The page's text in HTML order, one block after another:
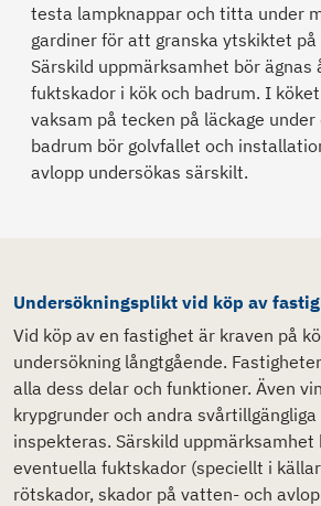
testa lampknappar och titta under
gardiner för att granska ytskiktet på
Särskild uppmärksamhet bör ägnas
fuktskador i kök och badrum. I
vaksam på tecken på läckage
badrum bör golvfallet och
avlopp undersökas särskilt.
Undersökningsplikt vid köp av
Vid köp av en fastighet är kraven på
undersökning långtgående.
alla dess delar och funktioner. Även
krypgrunder och andra
inspekteras. Särskild uppmärksamhet
eventuella fuktskador (speciellt i
rötskador, skador på vatten- och